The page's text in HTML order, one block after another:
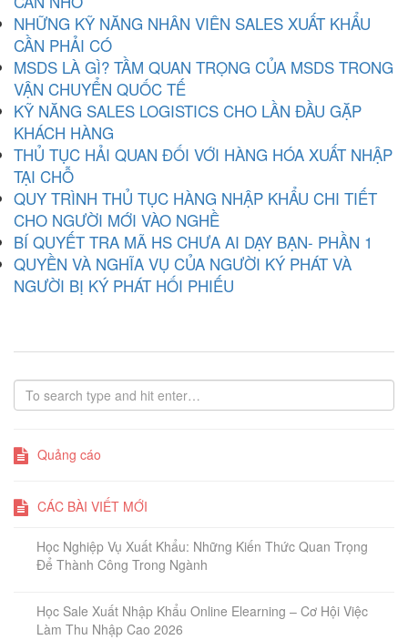
NHỮNG KỸ NĂNG NHÂN VIÊN SALES XUẤT KHẨU
CẦN PHẢI CÓ
MSDS LÀ GÌ? TẦM QUAN TRỌNG CỦA MSDS TRONG
VẬN CHUYỂN QUỐC TẾ
KỸ NĂNG SALES LOGISTICS CHO LẦN ĐẦU GẶP
KHÁCH HÀNG
THỦ TỤC HẢI QUAN ĐỐI VỚI HÀNG HÓA XUẤT NHẬP
TẠI CHỖ
QUY TRÌNH THỦ TỤC HÀNG NHẬP KHẨU CHI TIẾT
CHO NGƯỜI MỚI VÀO NGHỀ
BÍ QUYẾT TRA MÃ HS CHƯA AI DẠY BẠN- PHẦN 1
QUYỀN VÀ NGHĨA VỤ CỦA NGƯỜI KÝ PHÁT VÀ
NGƯỜI BỊ KÝ PHÁT HỐI PHIẾU
Quảng cáo
CÁC BÀI VIẾT MỚI
Học Nghiệp Vụ Xuất Khẩu: Những Kiến Thức Quan Trọng
Để Thành Công Trong Ngành
Học Sale Xuất Nhập Khẩu Online Elearning – Cơ Hội Việc
Làm Thu Nhập Cao 2026